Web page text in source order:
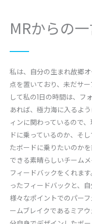
MRからの
私は、自分の生まれ故郷
点を置いており、未だサ
して私の1日の時間は、フ
あれば、極力海に入るよ
ィンに関わっているので
ドに乗っているのか、そ
たボードに乗りたいのか
できる素晴らしいチーム
フィードバックをくれま
ったフィードバックと、
様々なポイントでのパー
ームブレイクであるミア